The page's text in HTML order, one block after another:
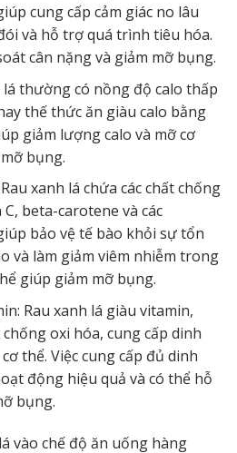
cung cấp cảm giác no lâu
và hỗ trợ quá trình tiêu hóa.
cân nặng và giảm mỡ bụng.
lá thường có nồng độ calo thấp
thế thức ăn giàu calo bằng
giảm lượng calo và mỡ cơ
bụng.
xanh lá chứa các chất chống
beta-carotene và các
bảo vệ tế bào khỏi sự tổn
và làm giảm viêm nhiễm trong
giúp giảm mỡ bụng.
Rau xanh lá giàu vitamin,
oxi hóa, cung cấp dinh
thể. Việc cung cấp đủ dinh
động hiệu quả và có thể hỗ
bụng.
vào chế độ ăn uống hàng